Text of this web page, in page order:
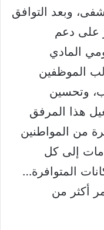
وبعد التوافق
على دعم
المادي
الموظفين
وتحسين
هذا المرفق
من المواطنين
إلى كل
المتوافرة…
أكثر من